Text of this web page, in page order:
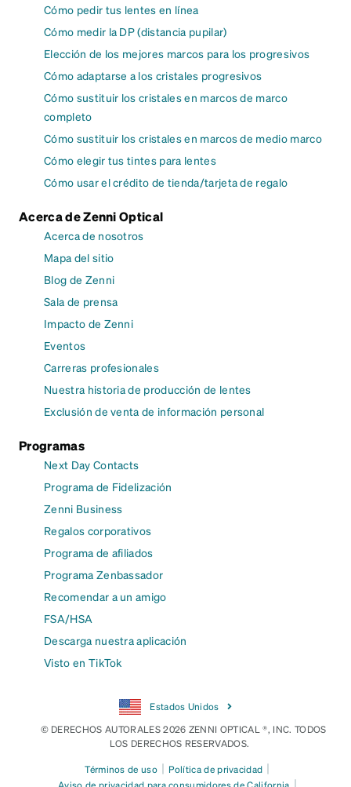
Cómo pedir tus lentes en línea
Cómo medir la DP (distancia pupilar)
Elección de los mejores marcos para los progresivos
Cómo adaptarse a los cristales progresivos
Cómo sustituir los cristales en marcos de marco
completo
Cómo sustituir los cristales en marcos de medio marco
Cómo elegir tus tintes para lentes
Cómo usar el crédito de tienda/tarjeta de regalo
Acerca de Zenni Optical
Acerca de nosotros
Mapa del sitio
Blog de Zenni
Sala de prensa
Impacto de Zenni
Eventos
Carreras profesionales
Nuestra historia de producción de lentes
Exclusión de venta de información personal
Programas
Next Day Contacts
Programa de Fidelización
Zenni Business
Regalos corporativos
Programa de afiliados
Programa Zenbassador
Recomendar a un amigo
FSA/HSA
Descarga nuestra aplicación
Visto en TikTok
Estados Unidos
© DERECHOS AUTORALES 2026 ZENNI OPTICAL ®, INC. TODOS
LOS DERECHOS RESERVADOS.
Términos de uso | Política de privacidad |